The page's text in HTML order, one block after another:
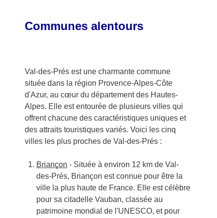
Communes alentours
Val-des-Prés est une charmante commune
située dans la région Provence-Alpes-Côte
d'Azur, au cœur du département des Hautes-
Alpes. Elle est entourée de plusieurs villes qui
offrent chacune des caractéristiques uniques et
des attraits touristiques variés. Voici les cinq
villes les plus proches de Val-des-Prés :
Briançon - Située à environ 12 km de Val-
des-Prés, Briançon est connue pour être la
ville la plus haute de France. Elle est célèbre
pour sa citadelle Vauban, classée au
patrimoine mondial de l'UNESCO, et pour